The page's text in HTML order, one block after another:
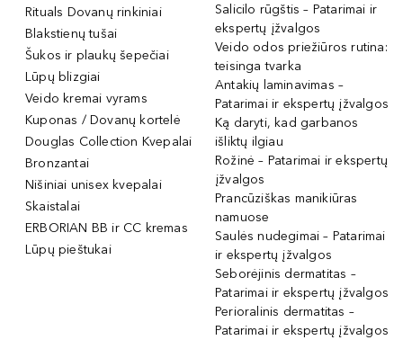
Rituals Dovanų rinkiniai
Blakstienų tušai
Šukos ir plaukų šepečiai
Lūpų blizgiai
Veido kremai vyrams
Kuponas / Dovanų kortelė
Douglas Collection Kvepalai
Bronzantai
Nišiniai unisex kvepalai
Skaistalai
ERBORIAN BB ir CC kremas
Lūpų pieštukai
Salicilo rūgštis – Patarimai ir
ekspertų įžvalgos
Veido odos priežiūros rutina:
teisinga tvarka
Antakių laminavimas –
Patarimai ir ekspertų įžvalgos
Ką daryti, kad garbanos
išliktų ilgiau
Rožinė – Patarimai ir ekspertų
įžvalgos
Prancūziškas manikiūras
namuose
Saulės nudegimai – Patarimai
ir ekspertų įžvalgos
Seborėjinis dermatitas –
Patarimai ir ekspertų įžvalgos
Perioralinis dermatitas –
Patarimai ir ekspertų įžvalgos